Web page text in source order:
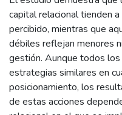
capital relacional tienden
percibido, mientras que
débiles reflejan menores
gestión. Aunque todos
estrategias similares en
posicionamiento, los
de estas acciones